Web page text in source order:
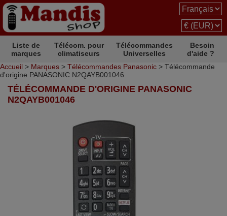
Liste de
marques
Télécom. pour
climatiseurs
Télécommandes
Universelles
Besoin
d'aide ?
Accueil > Marques > Télécommandes Panasonic > Télécommande
d'origine PANASONIC N2QAYB001046
TÉLÉCOMMANDE D'ORIGINE PANASONIC
N2QAYB001046